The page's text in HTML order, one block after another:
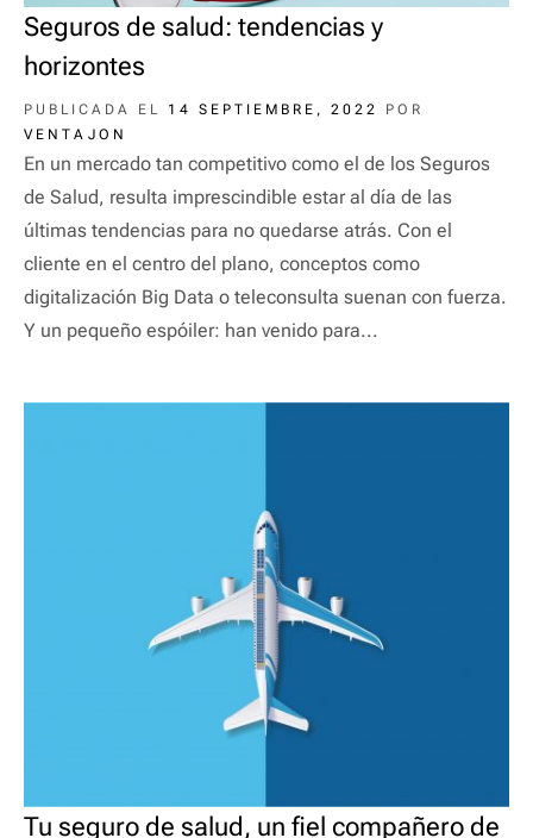
Seguros de salud: tendencias y
horizontes
PUBLICADA EL 14 SEPTIEMBRE, 2022
POR
VENTAJON
En un mercado tan competitivo como el de los Seguros
de Salud, resulta imprescindible estar al día de las
últimas tendencias para no quedarse atrás. Con el
cliente en el centro del plano, conceptos como
digitalización Big Data o teleconsulta suenan con fuerza.
Y un pequeño espóiler: han venido para...
Tu seguro de salud, un fiel compañero de